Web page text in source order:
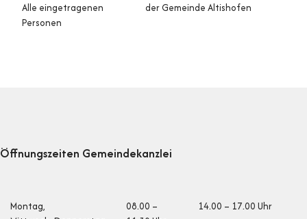
Alle eingetragenen
Personen
der Gemeinde Altishofen
Öffnungszeiten Gemeindekanzlei
Öffnungszeiten
Montag,
08.00 –
14.00 – 17.00 Uhr